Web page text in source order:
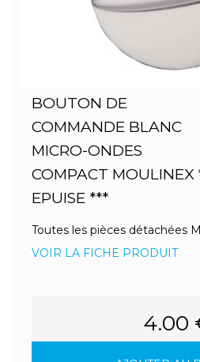
BOUTON DE
COMMANDE BLANC
MICRO-ONDES
COMPACT MOULINEX
EPUISE ***
Toutes les pièces détachées
VOIR LA FICHE PRODUIT
4.00